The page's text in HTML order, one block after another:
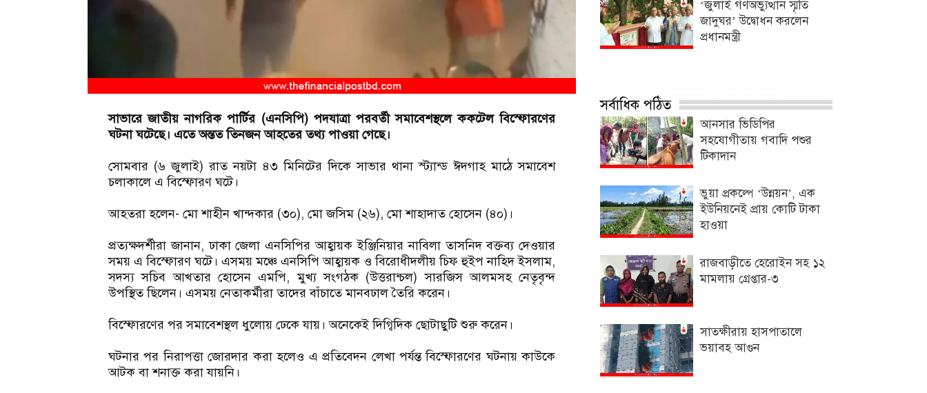
সাভারে জাতীয় নাগরিক পার্টির (এনসিপি) পদযাত্রা পরবর্তী সমাবেশস্থলে ককটেল বিস্ফোরণের
ঘটনা ঘটেছে। এতে অন্তত তিনজন আহতের তথ্য পাওয়া গেছে।
সোমবার (৬ জুলাই) রাত নয়টা ৪৩ মিনিটের দিকে সাভার থানা স্ট্যান্ড ঈদগাহ মাঠে সমাবেশ
চলাকালে এ বিস্ফোরণ ঘটে।
আহতরা হলেন- মো শাহীন খান্দকার (৩০), মো জসিম (২৬), মো শাহাদাত হোসেন (৪০)।
প্রত্যক্ষদর্শীরা জানান, ঢাকা জেলা এনসিপির আহ্বায়ক ইঞ্জিনিয়ার নাবিলা তাসনিদ বক্তব্য দেওয়ার
সময় এ বিস্ফোরণ ঘটে। এসময় মঞ্চে এনসিপি আহ্বায়ক ও বিরোধীদলীয় চিফ হুইপ নাহিদ ইসলাম,
সদস্য সচিব আখতার হোসেন এমপি, মুখ্য সংগঠক (উত্তরান্চল) সারজিস আলমসহ নেতৃবৃন্দ
উপস্থিত ছিলেন। এসময় নেতাকর্মীরা তাদের বাঁচাতে মানবঢাল তৈরি করেন।
বিস্ফোরণের পর সমাবেশস্থল ধুলোয় ঢেকে যায়। অনেকেই দিগ্বিদিক ছোটাছুটি শুরু করেন।
ঘটনার পর নিরাপত্তা জোরদার করা হলেও এ প্রতিবেদন লেখা পর্যন্ত বিস্ফোরণের ঘটনায় কাউকে
আটক বা শনাক্ত করা যায়নি।
‘জুলাই গণঅভ্যুত্থান স্মৃতি
জাদুঘর’ উদ্বোধন করলেন
প্রধানমন্ত্রী
সর্বাধিক পঠিত
আনসার ভিডিপির
সহযোগীতায় গবাদি পশুর
টিকাদান
ভুয়া প্রকল্পে ‘উন্নয়ন’, এক
ইউনিয়নেই প্রায় কোটি টাকা
হাওয়া
রাজবাড়ীতে হেরোইন সহ ১২
মামলায় গ্রেপ্তার-৩
সাতক্ষীরায় হাসপাতালে
ভয়াবহ আগুন